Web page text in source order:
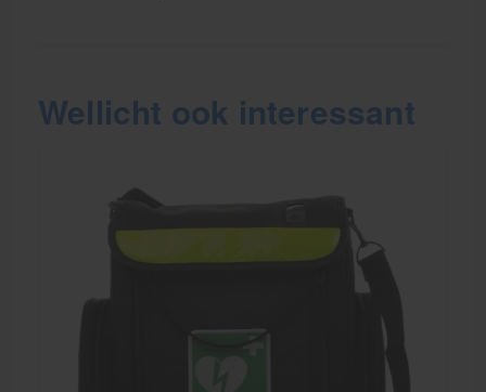
Wellicht ook interessant